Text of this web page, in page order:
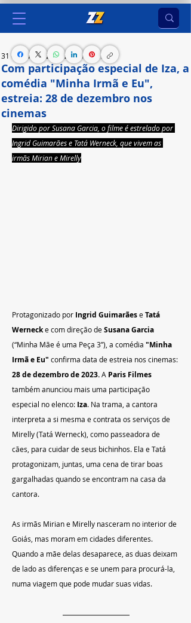
Com participação especial de Iza, a
comédia "Minha Irmã e Eu",
estreia: 28 de dezembro nos
cinemas
31 de out. de 2023 2 min de leitura
Dirigido por Susana Garcia, o filme é estrelado por
Ingrid Guimarães e Tatá Werneck, que vivem as
irmãs Mirian e Mirelly
Protagonizado por Ingrid Guimarães e Tatá
Werneck e com direção de Susana Garcia
(“Minha Mãe é uma Peça 3”), a comédia "Minha
Irmã e Eu" confirma data de estreia nos cinemas:
28 de dezembro de 2023. A Paris Filmes
também anunciou mais uma participação
especial no elenco: Iza. Na trama, a cantora
interpreta a si mesma e contrata os serviços de
Mirelly (Tatá Werneck), como passeadora de
cães, para cuidar de seus bichinhos. Ela e Tatá
protagonizam, juntas, uma cena de tirar boas
gargalhadas quando se encontram na casa da
cantora.
As irmãs Mirian e Mirelly nasceram no interior de
Goiás, mas moram em cidades diferentes.
Quando a mãe delas desaparece, as duas deixam
de lado as diferenças e se unem para procurá-la,
numa viagem que pode mudar suas vidas.